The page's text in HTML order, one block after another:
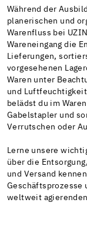
Während der
planerischen und
Warenfluss bei
Wareneingang die
Lieferungen,
vorgesehenen
Waren unter
und
belädst du im
Gabelstapler und
Verrutschen oder
Lerne unsere
über die
und Versand
Geschäftsprozesse
weltweit